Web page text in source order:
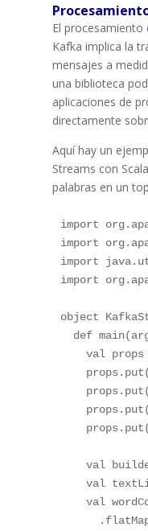
El
Kafka implica la
mensajes a
una biblioteca
aplicaciones de
directamente
Aquí hay un
Streams con
palabras en un
import
import
import
import
object
def
val props
val
val
val